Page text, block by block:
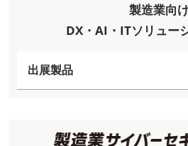
製造業向
DX・AI・ITソリュー
出展製品